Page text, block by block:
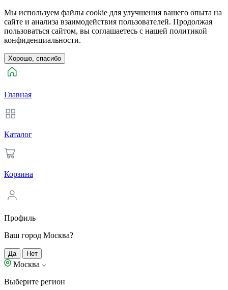
Мы используем файлы cookie для улучшения вашего опыта на
сайте и анализа взаимодействия пользователей. Продолжая
пользоваться сайтом, вы соглашаетесь с нашей политикой
конфиденциальности.
Хорошо, спасибо
Главная
Каталог
Корзина
Профиль
Ваш город Москва?
Да Нет
Москва
Выберите регион